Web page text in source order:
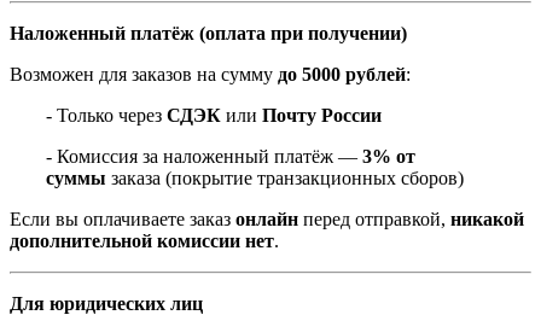
Наложенный платёж (оплата при получении)
Возможен для заказов на сумму до 5000 рублей:
- Только через СДЭК или Почту России
- Комиссия за наложенный платёж — 3% от
суммы заказа (покрытие транзакционных сборов)
Если вы оплачиваете заказ онлайн перед отправкой, никакой
дополнительной комиссии нет.
Для юридических лиц